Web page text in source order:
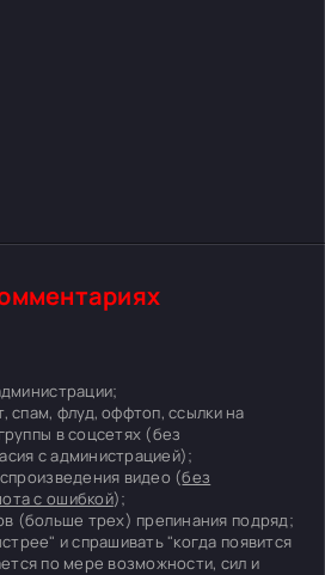
спам, флуд, оффтоп, ссылки на
в соцсетях (без
с администрацией);
видео (без
с ошибкой);
(больше трех) препинания подряд;
и спрашивать "когда появится
по мере возможности, сил и